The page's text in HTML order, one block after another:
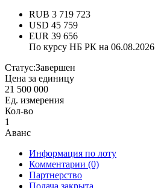
RUB 3 719 723
USD 45 759
EUR 39 656
По курсу НБ РК на 06.08.2026
Статус:Завершен
Цена за единицу
21 500 000
Ед. измерения
Кол-во
1
Аванс
Информация по лоту
Комментарии (0)
Партнерство